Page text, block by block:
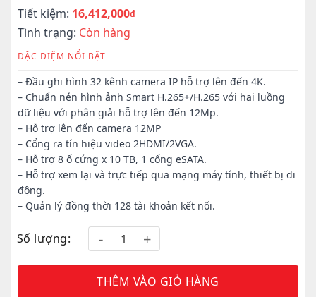
gốc
là:
22,100,000₫.
hiện
tại
là:
5,688,000₫.
Tiết kiệm: 16,412,000₫
Tình trạng: Còn hàng
ĐẶC ĐIỆM NỔI BẬT
– Đầu ghi hình 32 kênh camera IP hỗ trợ lên đến 4K.
– Chuẩn nén hình ảnh Smart H.265+/H.265 với hai luồng
dữ liệu với phân giải hỗ trợ lên đến 12Mp.
– Hỗ trợ lên đến camera 12MP
– Cổng ra tín hiệu video 2HDMI/2VGA.
– Hỗ trợ 8 ổ cứng x 10 TB, 1 cổng eSATA.
– Hỗ trợ xem lại và trực tiếp qua mạng máy tính, thiết bị di
động.
– Quản lý đồng thời 128 tài khoản kết nối.
Số lượng:
THÊM VÀO GIỎ HÀNG